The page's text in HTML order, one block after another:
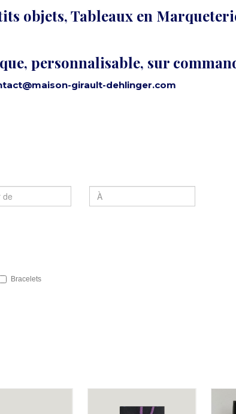
objets, Tableaux en
personnalisable, sur
girault-dehlinger.com
Bracelets